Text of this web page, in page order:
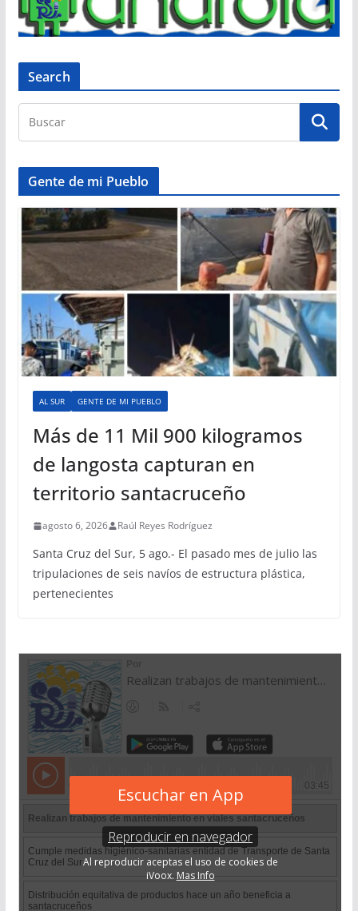
Search
Gente de mi Pueblo
AL SUR GENTE DE MI PUEBLO
Más de 11 Mil 900 kilogramos
de langosta capturan en
territorio santacruceño
agosto 6, 2026 Raúl Reyes Rodríguez
Santa Cruz del Sur, 5 ago.- El pasado mes de julio las
tripulaciones de seis navíos de estructura plástica,
pertenecientes